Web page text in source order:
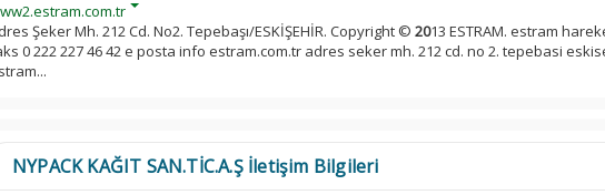
Şeker Mh. 212 Cd. No2. Tepebaşı/ESKİŞEHİR. Copyright © 2013 ESTRAM. estram
0 222 227 46 42 e posta info estram.com.tr adres seker mh. 212 cd. no 2. tepebasi
NYPACK KAĞIT SAN.TİC.A.Ş İletişim Bilgileri